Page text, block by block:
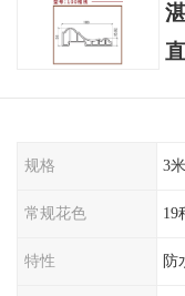
规格 3米
常规花色 19
特性 防